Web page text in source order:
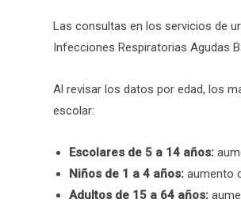
Las consultas en los servicios de
Infecciones Respiratorias Agudas
Al revisar los datos por edad, los
escolar:
Escolares de 5 a 14 años:
Niños de 1 a 4 años: aumento
Adultos de 15 a 64 años: